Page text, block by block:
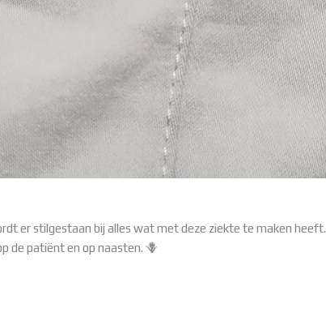
er stilgestaan bij alles wat met deze ziekte te maken heeft.
de patiënt en op naasten. 🪻